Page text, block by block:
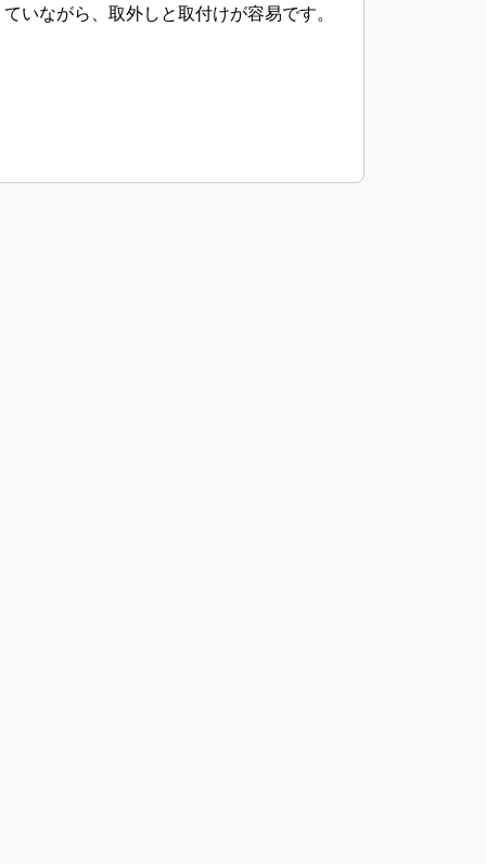
ていながら、取外しと取付けが容易です。